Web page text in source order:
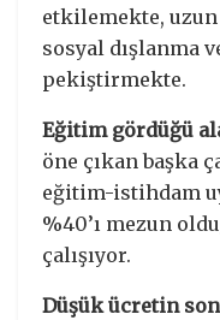
etkilemekte,
sosyal dışlanma
pekiştirmekte.
Eğitim gördüğü
öne çıkan başka
eğitim-istihdam
%40’ı mezun
çalışıyor.
Düşük ücretin